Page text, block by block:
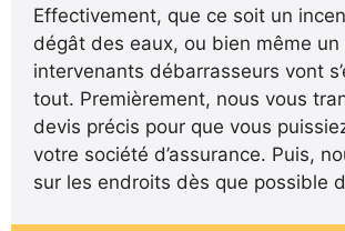
Effectivement, que ce soit un
dégât des eaux, ou bien même un
intervenants débarrasseurs vont
tout. Premièrement, nous vous
devis précis pour que vous
votre société d’assurance. Puis,
sur les endroits dès que possible